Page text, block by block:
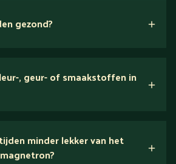
gezond?
voedingsexperts
, geur- of smaakstoffen in
minder lekker van het